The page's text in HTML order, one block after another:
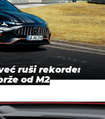
ruši rekorde:
od M2